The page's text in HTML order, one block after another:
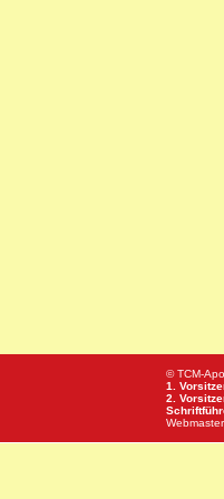
© TCM-
1.
2.